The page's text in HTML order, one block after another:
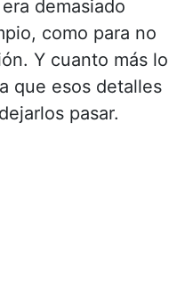
demasiado
como para no
Y cuanto más lo
que esos detalles
pasar.